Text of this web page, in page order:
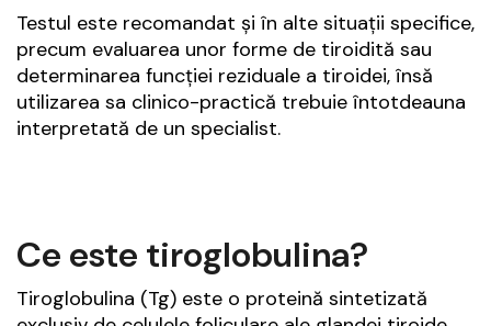
Testul este recomandat și în alte situații specifice,
precum evaluarea unor forme de tiroidită sau
determinarea funcției reziduale a tiroidei, însă
utilizarea sa clinico-practică trebuie întotdeauna
interpretată de un specialist.
Ce este tiroglobulina?
Tiroglobulina (Tg) este o proteină sintetizată